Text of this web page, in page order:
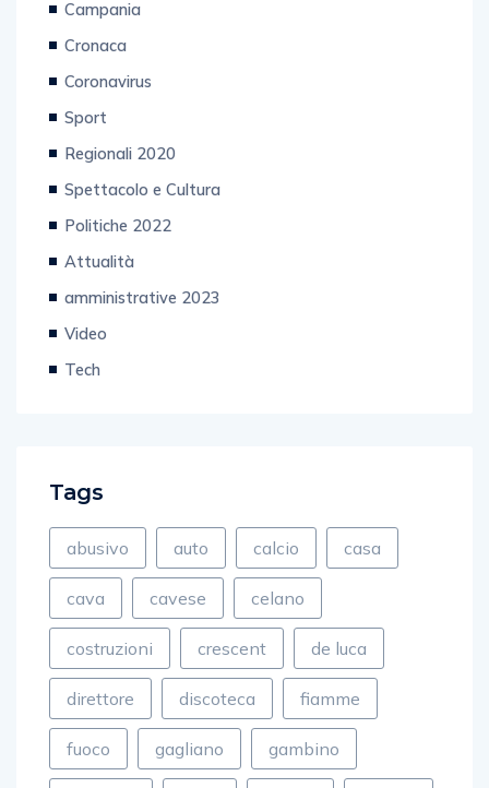
Cronaca
Coronavirus
Sport
Regionali 2020
Spettacolo e Cultura
Politiche 2022
Attualità
amministrative 2023
Video
Tech
abusivo auto calcio casa
cava cavese celano
costruzioni crescent de luca
direttore discoteca fiamme
fuoco gagliano gambino
incendio ladro lettere NEWS